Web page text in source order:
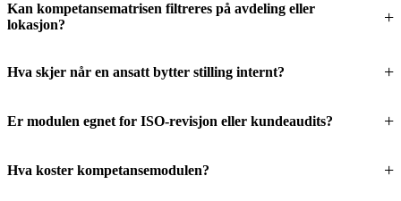
Kan kompetansematrisen filtreres på avdeling eller
lokasjon?
Hva skjer når en ansatt bytter stilling internt?
Er modulen egnet for ISO-revisjon eller kundeaudits?
Hva koster kompetansemodulen?